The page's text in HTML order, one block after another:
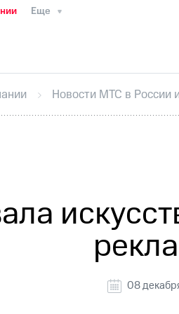
Еще
Интервью
секретарьРаскрытие
кабинет акционера
Новости МТС в России
08